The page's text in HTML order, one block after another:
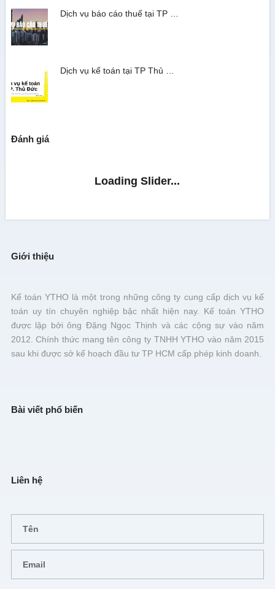
Dịch vụ báo cáo thuế tại TP …
Dịch vụ kế toán tại TP Thủ …
Đánh giá
Giới thiệu
Kế toán YTHO là một trong những công ty cung cấp dịch vụ kế
toán uy tín chuyên nghiệp bậc nhất hiện nay. Kế toán YTHO
được lập bởi ông Đặng Ngọc Thịnh và các cộng sự vào năm
2012. Chính thức mang tên công ty TNHH YTHO vào năm 2015
sau khi được sở kế hoạch đầu tư TP HCM cấp phép kinh doanh.
Bài viết phổ biến
Liên hệ